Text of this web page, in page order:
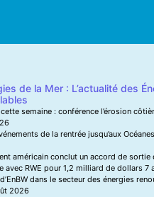
de la Mer : L’actualité des
semaine : conférence l’érosion
de la rentrée jusqu’aux
américain conclut un accord de sortie
avec RWE pour 1,2 milliard de dollars 7
dans le secteur des énergies
2026